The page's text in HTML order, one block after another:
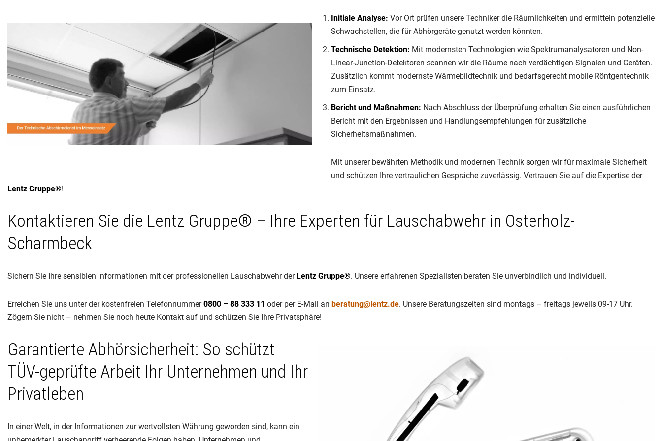
Initiale Analyse: Vor Ort prüfen unsere Techniker die Räumlichkeiten und ermitteln potenzielle
Schwachstellen, die für Abhörgeräte genutzt werden könnten.
Technische Detektion: Mit modernsten Technologien wie Spektrumanalysatoren und Non-
Linear-Junction-Detektoren scannen wir die Räume nach verdächtigen Signalen und Geräten.
Zusätzlich kommt modernste Wärmebildtechnik und bedarfsgerecht mobile Röntgentechnik
zum Einsatz.
Bericht und Maßnahmen: Nach Abschluss der Überprüfung erhalten Sie einen ausführlichen
Bericht mit den Ergebnissen und Handlungsempfehlungen für zusätzliche
Sicherheitsmaßnahmen.
Mit unserer bewährten Methodik und modernen Technik sorgen wir für maximale Sicherheit
und schützen Ihre vertraulichen Gespräche zuverlässig. Vertrauen Sie auf die Expertise der
Lentz Gruppe®!
Kontaktieren Sie die Lentz Gruppe® – Ihre Experten für Lauschabwehr in Osterholz-
Scharmbeck
Sichern Sie Ihre sensiblen Informationen mit der professionellen Lauschabwehr der Lentz Gruppe®. Unsere erfahrenen Spezialisten beraten Sie unverbindlich und individuell.
Erreichen Sie uns unter der kostenfreien Telefonnummer0800 – 88 333 11 oder per E-Mail an beratung@lentz.de. Unsere Beratungszeiten sind montags – freitags jeweils 09-17 Uhr.
Zögern Sie nicht – nehmen Sie noch heute Kontakt auf und schützen Sie Ihre Privatsphäre!
Garantierte Abhörsicherheit: So schützt
TÜV-geprüfte Arbeit Ihr Unternehmen und Ihr
Privatleben
In einer Welt, in der Informationen zur wertvollsten Währung geworden sind, kann ein